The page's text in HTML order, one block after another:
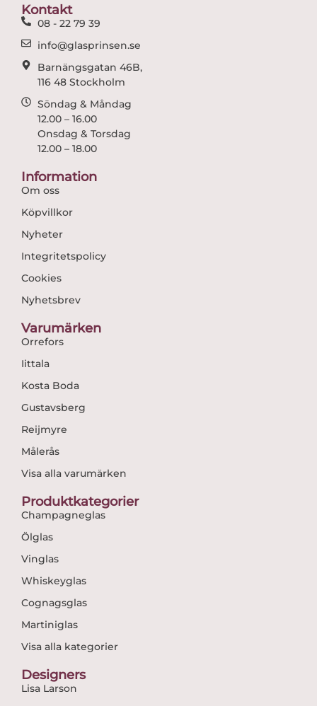
Kontakt
08 - 22 79 39
info@glasprinsen.se
Barnängsgatan 46B,
116 48 Stockholm
Söndag & Måndag
12.00 – 16.00
Onsdag & Torsdag
12.00 – 18.00
Information
Om oss
Köpvillkor
Nyheter
Integritetspolicy
Cookies
Nyhetsbrev
Varumärken
Orrefors
Iittala
Kosta Boda
Gustavsberg
Reijmyre
Målerås
Visa alla varumärken
Produktkategorier
Champagneglas
Ölglas
Vinglas
Whiskeyglas
Cognagsglas
Martiniglas
Visa alla kategorier
Designers
Lisa Larson